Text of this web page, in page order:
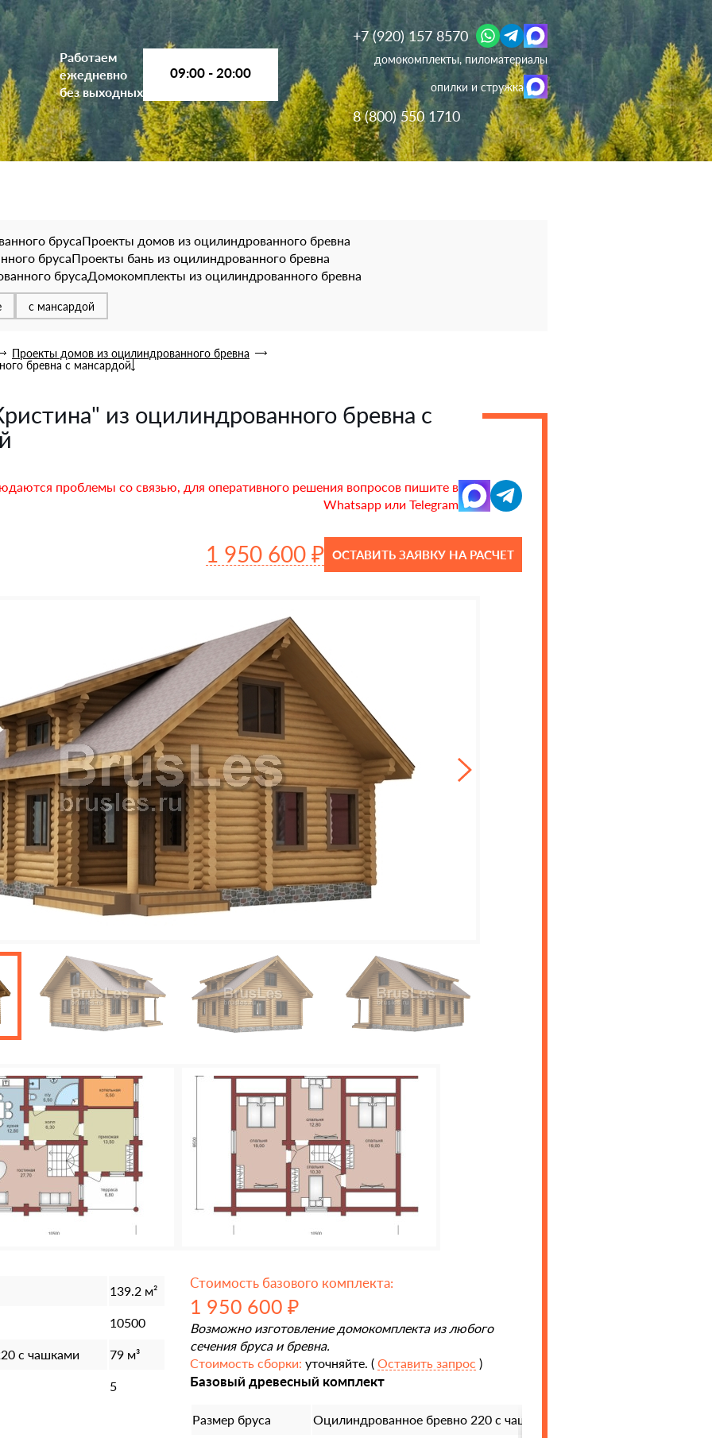
Работаем
ежедневно
без выходных
09:00 - 20:00
+7 (920) 157 8570
домокомплекты, пиломатериалы
опилки и стружка
8 (800) 550 1710
брусаПроекты домов из оцилиндрованного бревна
брусаПроекты бань из оцилиндрованного бревна
брусаДомокомплекты из оцилиндрованного бревна
с мансардой
Проекты домов из оцилиндрованного бревна
бревна с мансардой
из оцилиндрованного бревна с
проблемы со связью, для оперативного решения вопросов пишите в
Whatsapp или Telegram
1 950 600 ₽ ОСТАВИТЬ ЗАЯВКУ НА РАСЧЕТ
139.2 м²
10500
с чашками 79 м³
5
Стоимость базового комплекта:
1 950 600 ₽
Возможно изготовление домокомплекта из любого
сечения бруса и бревна.
Стоимость сборки: уточняйте. ( Оставить запрос )
Базовый древесный комплект
Размер бруса Оцилиндрованное бревно 220 с чашками